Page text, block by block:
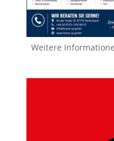
Weitere